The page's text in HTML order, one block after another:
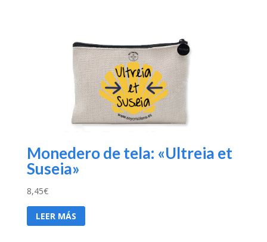
Monedero de tela: «Ultreia et
Suseia»
8,45€
LEER MÁS